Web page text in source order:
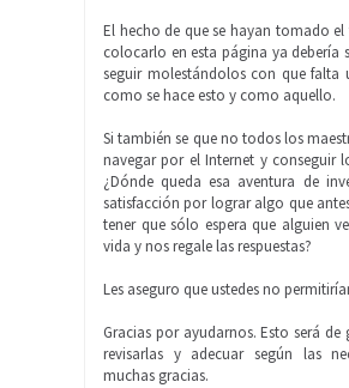
El hecho de que se hayan tomado
colocarlo en esta página ya debería
seguir molestándolos con que
como se hace esto y como aquello.
Si también se que no todos los
navegar por el Internet y conseguir
¿Dónde queda esa aventura de
satisfacción por lograr algo que
tener que sólo espera que alguien
vida y nos regale las respuestas?
Les aseguro que ustedes no
Gracias por ayudarnos. Esto será
revisarlas y adecuar según las
muchas gracias.